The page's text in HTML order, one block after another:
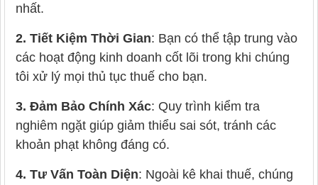
nhất.
2. Tiết Kiệm Thời Gian: Bạn có thể tập trung vào
các hoạt động kinh doanh cốt lõi trong khi chúng
tôi xử lý mọi thủ tục thuế cho bạn.
3. Đảm Bảo Chính Xác: Quy trình kiểm tra
nghiêm ngặt giúp giảm thiểu sai sót, tránh các
khoản phạt không đáng có.
4. Tư Vấn Toàn Diện: Ngoài kê khai thuế, chúng